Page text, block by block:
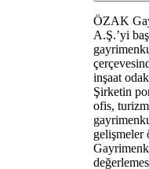
ÖZAK
A.Ş.’yi
inşaat
Şirketin
ofis,
gelişmeler